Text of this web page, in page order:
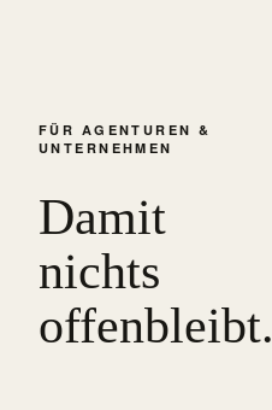
FÜR AGENTUREN &
UNTERNEHMEN
Damit
nichts
offenbleibt.